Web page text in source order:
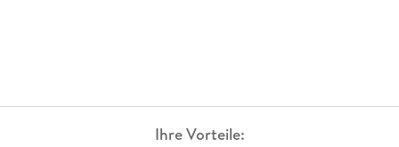
Ihre Vorteile: